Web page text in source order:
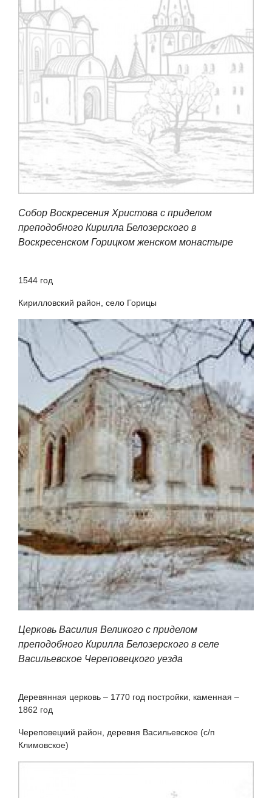
Собор Воскресения Христова с приделом
преподобного Кирилла Белозерского в
Воскресенском Горицком женском монастыре
1544 год
Кирилловский район, село Горицы
Церковь Василия Великого с приделом
преподобного Кирилла Белозерского в селе
Васильевское Череповецкого уезда
Деревянная церковь – 1770 год постройки, каменная –
1862 год
Череповецкий район, деревня Васильевское (с/п
Климовское)